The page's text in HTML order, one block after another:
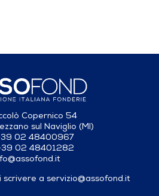
Copernico 54
sul Naviglio (MI)
02 48400967
02 48401282
scrivere a servizio@assofond.it